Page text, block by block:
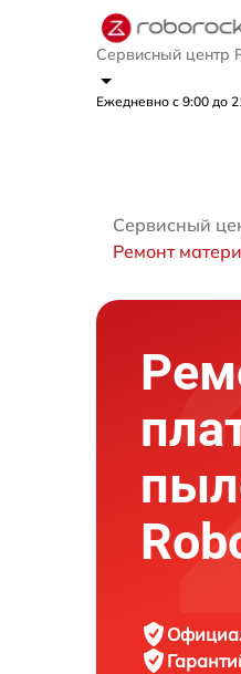
Сервисный центр
Ежедневно с 9:00 до
Сервисный
Ремонт